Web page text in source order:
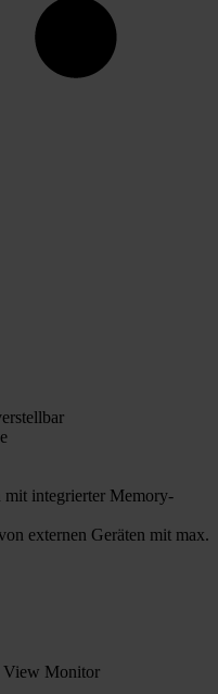
mit integrierter Memory-
externen Geräten mit max.
View Monitor